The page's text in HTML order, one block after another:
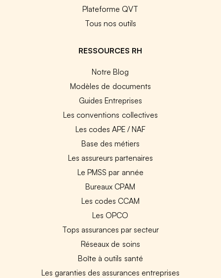
Plateforme QVT
Tous nos outils
RESSOURCES RH
Notre Blog
Modèles de documents
Guides Entreprises
Les conventions collectives
Les codes APE / NAF
Base des métiers
Les assureurs partenaires
Le PMSS par année
Bureaux CPAM
Les codes CCAM
Les OPCO
Tops assurances par secteur
Réseaux de soins
Boîte à outils santé
Les garanties des assurances entreprises